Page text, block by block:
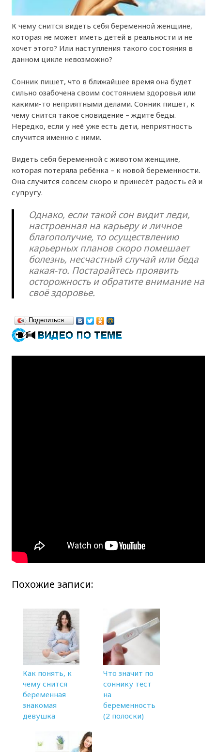
К чему снится видеть себя беременной женщине,
которая не может иметь детей в реальности и не
хочет этого? Или наступления такого состояния в
данном цикле невозможно?
Сонник пишет, что в ближайшее время она будет
сильно озабочена своим состоянием здоровья или
какими-то неприятными делами. Сонник пишет, к
чему снится такое сновидение – ждите беды.
Нередко, если у неё уже есть дети, неприятность
случится именно с ними.
Видеть себя беременной с животом женщине,
которая потеряла ребёнка – к новой беременности.
Она случится совсем скоро и принесёт радость ей и
супругу.
Однако, если такой сон видит леди,
настроенная на карьеру и личное
благополучие, то осуществлению
карьерных планов скоро помешает
болезнь, несчастный случай или беда
какая-то. Постарайтесь проявить
осторожность и обратите внимание на
своё здоровье.
Поделиться…
Похожие записи:
Как понять, к
чему снится
беременная
знакомая
девушка
Что значит по
соннику тест
на
беременность
(2 полоски)